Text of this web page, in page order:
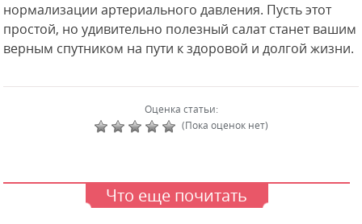
нормализации артериального давления. Пусть этот
простой, но удивительно полезный салат станет вашим
верным спутником на пути к здоровой и долгой жизни.
Оценка статьи:
(Пока оценок нет)
Что еще почитать